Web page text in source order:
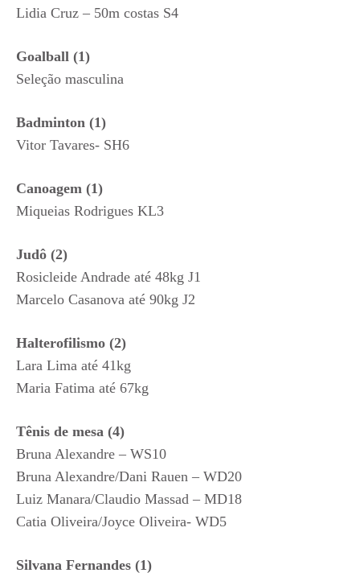
Lidia Cruz – 50m costas S4
Goalball (1)
Seleção masculina
Badminton (1)
Vitor Tavares- SH6
Canoagem (1)
Miqueias Rodrigues KL3
Judô (2)
Rosicleide Andrade até 48kg J1
Marcelo Casanova até 90kg J2
Halterofilismo (2)
Lara Lima até 41kg
Maria Fatima até 67kg
Tênis de mesa (4)
Bruna Alexandre – WS10
Bruna Alexandre/Dani Rauen – WD20
Luiz Manara/Claudio Massad – MD18
Catia Oliveira/Joyce Oliveira- WD5
Silvana Fernandes (1)